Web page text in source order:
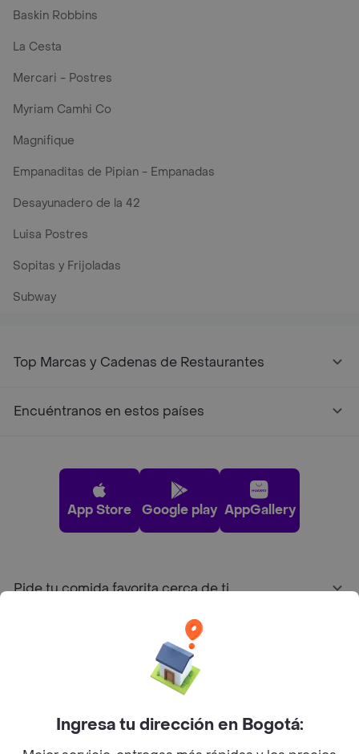
Baskin Robbins
La Cesta
Mercari - Postres
Myriam Camhi Co
Magnifique
Empanaditas de Pipian - Empanadas
Desayunadero de la 42
Luisa Postres
Sopitas y Frijoladas
Subway
Top Marcas y Cadenas de Restaurantes
Encuéntranos en estos países
App Store Google play AppGallery
Pide tu comida favorita cerca de ti
Sobre RappiIngresa tu dirección en Bogotá: